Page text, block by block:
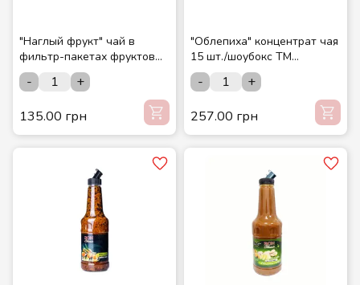
"Наглый фрукт" чай в
фильтр-пакетах фруктовый
(20 шт./уп.) ТМ "Мастерская
вкусов"
-
+
135.00 грн
"Облепиха" концентрат чая
15 шт./шоубокс ТМ
СМАКУЙТЕ
-
+
257.00 грн